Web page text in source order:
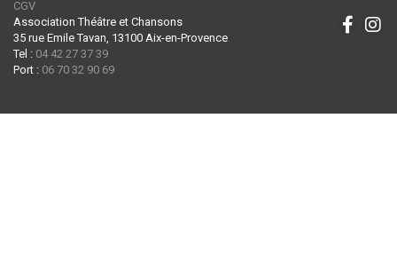
CGV
Association Théâtre et Chansons
35 rue Emile Tavan, 13100 Aix-en-Provence
Tel : 04 42 27 37 39
Port : 06 70 32 90 69